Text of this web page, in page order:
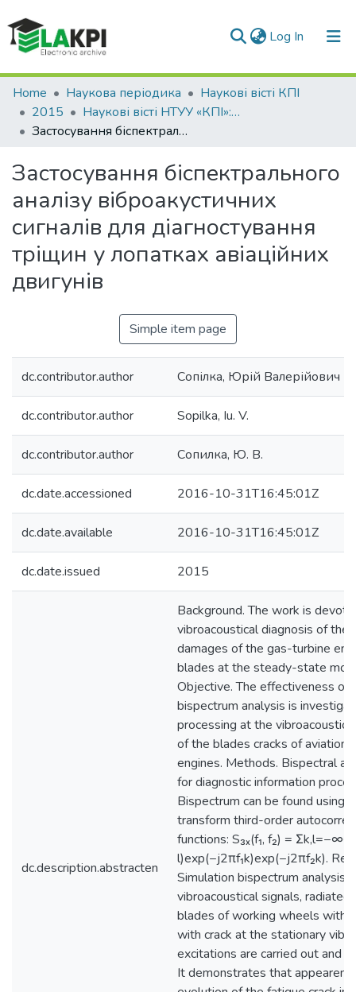
Log In (current)
Communities & Collections
All of DSpace
Home Наукова періодика
Наукові вісті КПІ
2015
Наукові вісті НТУУ «КПІ»: науково-технічний журнал, № 6(104)
Застосування біспектрального аналізу віброакустичних сигналів для діагностування тріщин у лопатках авіаційних двигунів
Застосування біспектрального
аналізу віброакустичних
сигналів для діагностування
тріщин у лопатках авіаційних
двигунів
Simple item page
dc.contributor.author Сопілка, Юрій Валерійович
dc.contributor.author Sopilka, Iu. V.
dc.contributor.author Сопилка, Ю. В.
dc.date.accessioned 2016-10-31T16:45:01Z
dc.date.available 2016-10-31T16:45:01Z
dc.date.issued 2015
dc.description.abstracten
Background. The work is
vibroacoustical diagnosis of the
damages of the gas-turbine
blades at the steady-state
Objective. The effectiveness of
bispectrum analysis is
processing at the
of the blades cracks of aviation
engines. Methods. Bispectral
for diagnostic information
Bispectrum can be found using
transform third-order
functions: S₃ₓ(f₁, f₂) =
l)exp(−j2πf₁k)exp(−j2πf₂k).
Simulation bispectrum analysis
vibroacoustical signals,
blades of working wheels
with crack at the stationary
excitations are carried out and
It demonstrates that